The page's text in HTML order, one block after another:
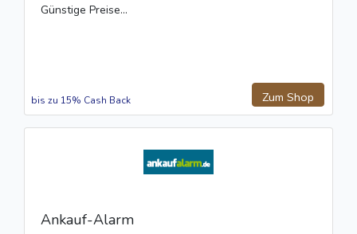
Günstige Preise...
Zum Shop
bis zu 15% Cash Back
Ankauf-Alarm